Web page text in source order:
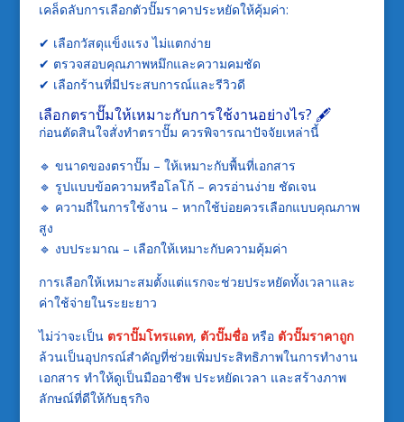
เคล็ดลับการเลือกตัวปั๊มราคาประหยัดให้คุ้มค่า:
✔ เลือกวัสดุแข็งแรง ไม่แตกง่าย
✔ ตรวจสอบคุณภาพหมึกและความคมชัด
✔ เลือกร้านที่มีประสบการณ์และรีวิวดี
เลือกตราปั๊มให้เหมาะกับการใช้งานอย่างไร? 🖋️
ก่อนตัดสินใจสั่งทำตราปั๊ม ควรพิจารณาปัจจัยเหล่านี้
🔹 ขนาดของตราปั๊ม – ให้เหมาะกับพื้นที่เอกสาร
🔹 รูปแบบข้อความหรือโลโก้ – ควรอ่านง่าย ชัดเจน
🔹 ความถี่ในการใช้งาน – หากใช้บ่อยควรเลือกแบบคุณภาพ
สูง
🔹 งบประมาณ – เลือกให้เหมาะกับความคุ้มค่า
การเลือกให้เหมาะสมตั้งแต่แรกจะช่วยประหยัดทั้งเวลาและ
ค่าใช้จ่ายในระยะยาว
ไม่ว่าจะเป็น ตราปั๊มโทรแดท, ตัวปั๊มชื่อหรือ ตัวปั๊มราคาถูก
ล้วนเป็นอุปกรณ์สำคัญที่ช่วยเพิ่มประสิทธิภาพในการทำงาน
เอกสาร ทำให้ดูเป็นมืออาชีพ ประหยัดเวลา และสร้างภาพ
ลักษณ์ที่ดีให้กับธุรกิจ